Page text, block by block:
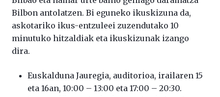
Bilbon antolatzen. Bi eguneko ikuskizuna da,
askotariko ikus-entzuleei zuzendutako 10
minutuko hitzaldiak eta ikuskizunak izango
dira.
Euskalduna Jauregia, auditorioa, irailaren 15
eta 16an, 10:00 – 13:00 eta 17:00 – 20:30.